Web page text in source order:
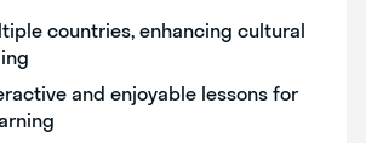
countries, enhancing cultural
and enjoyable lessons for